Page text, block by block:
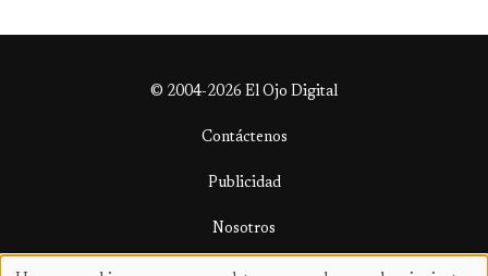
© 2004-2026 El Ojo Digital
Contáctenos
Publicidad
Nosotros